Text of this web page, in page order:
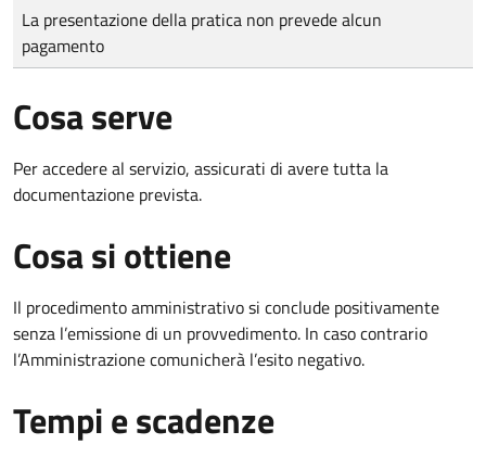
Tipo di pagamento
Importo
La presentazione della pratica non prevede alcun
pagamento
Cosa serve
Per accedere al servizio, assicurati di avere tutta la
documentazione prevista.
Cosa si ottiene
Il procedimento amministrativo si conclude positivamente
senza l’emissione di un provvedimento. In caso contrario
l’Amministrazione comunicherà l’esito negativo.
Tempi e scadenze